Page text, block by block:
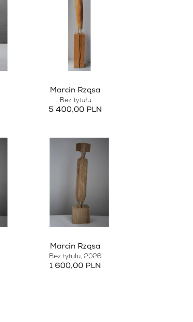
Marcin Rząsa
Bez tytułu
5 400,00 PLN
Marcin Rząsa
Bez tytułu, 2026
1 600,00 PLN